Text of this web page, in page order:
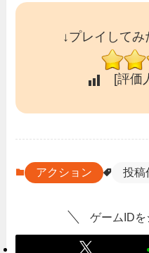
↓プレイして
[評価
アクション 投稿
ゲームIDを